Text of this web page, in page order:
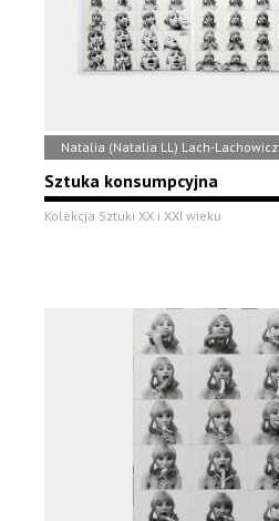
Natalia (Natalia LL) Lach-Lachowicz
Sztuka konsumpcyjna
Kolekcja Sztuki XX i XXI wieku